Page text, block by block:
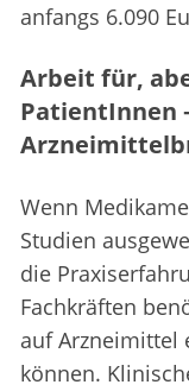
anfangs 6.090
Arbeit für,
PatientInnen
Wenn
Studien
die
Fachkräften
auf Arzneimittel
können.